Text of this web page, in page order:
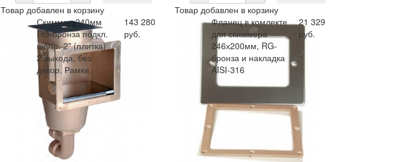
Товар добавлен в корзину
Скиммер 240мм
RG-бронза подкл.
внутр. 2" (плитка)
2 выхода, без
декор. Рамки
143 280
руб.
Товар добавлен в корзину
Фланец в комлекте
для скиммера
246х200мм, RG-
бронза и накладка
AISI-316
21 329
руб.